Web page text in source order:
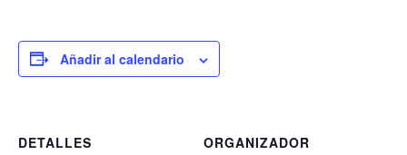
Añadir al calendario
DETALLES
ORGANIZADOR